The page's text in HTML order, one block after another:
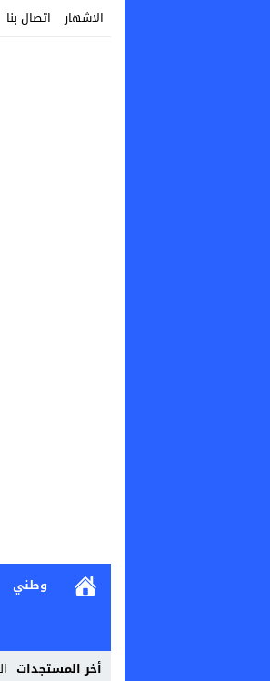
الاشهار اتصال بنا
وطني
أخر المستجدات